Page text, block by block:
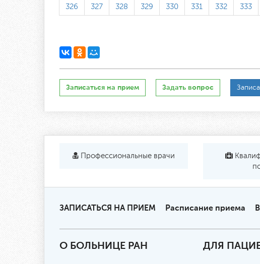
326 327 328 329 330 331 332 333
Записаться на прием Задать вопрос
Профессиональные врачи
ЗАПИСАТЬСЯ НА ПРИЕМ Расписание приема
О БОЛЬНИЦЕ РАН ДЛЯ